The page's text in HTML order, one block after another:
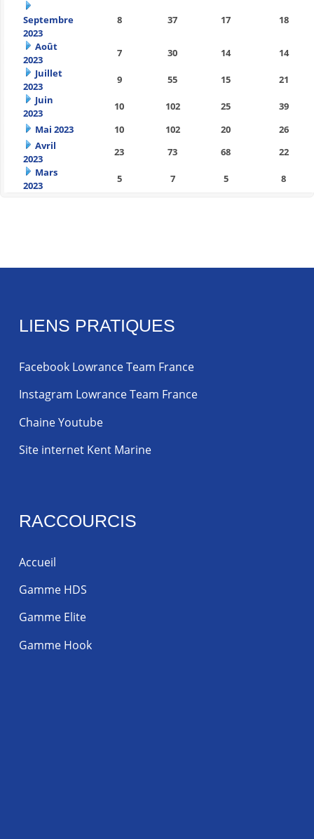
Septembre
2023
8 37 17 18
Août
2023
7 30 14
14
Juillet
2023
9 55 15
21
Juin
2023
10 102 25
39
Mai 2023
10 102 20
26
Avril
2023
23 73 68
22
Mars
2023
5 7 5 8
LIENS PRATIQUES
Facebook Lowrance Team France
Instagram Lowrance Team France
Chaine Youtube
Site internet Kent Marine
RACCOURCIS
Accueil
Gamme HDS
Gamme Elite
Gamme Hook